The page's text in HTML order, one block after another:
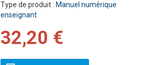
Type de produit : Manuel numérique
enseignant
32,20 €